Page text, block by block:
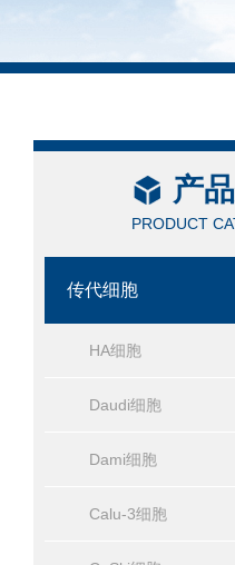
产
PRODUCT
传代细胞
HA细胞
Daudi细胞
Dami细胞
Calu-3细胞